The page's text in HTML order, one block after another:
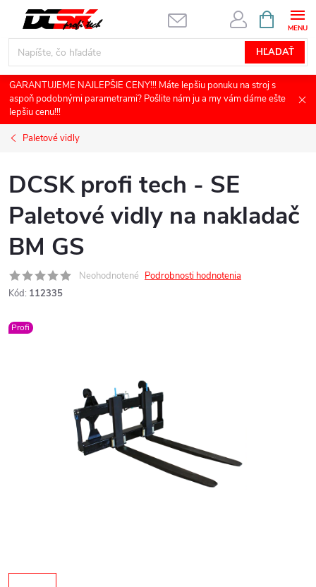
obsah
HĽADAŤ
KOŠÍK
GARANTUJEME NAJLEPŠIE CENY!!! Máte lepšiu ponuku na stroj s
aspoň podobnými parametrami? Pošlite nám ju a my vám dáme ešte
lepšiu cenu!!!
Paletové vidly
DCSK profi tech - SE
Paletové vidly na nakladač
BM GS
Neohodnotené Podrobnosti hodnotenia
Kód: 112335
Profi